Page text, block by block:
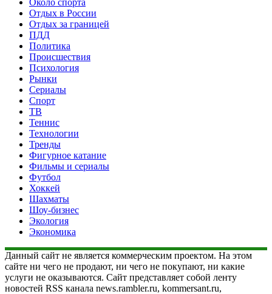
Отдых в России
Отдых за границей
ПДД
Политика
Происшествия
Психология
Рынки
Сериалы
Спорт
ТВ
Теннис
Технологии
Тренды
Фигурное катание
Фильмы и сериалы
Футбол
Хоккей
Шахматы
Шоу-бизнес
Экология
Экономика
Данный сайт не является коммерческим проектом. На этом
сайте ни чего не продают, ни чего не покупают, ни какие
услуги не оказываются. Сайт представляет собой ленту
новостей RSS канала news.rambler.ru, kommersant.ru,